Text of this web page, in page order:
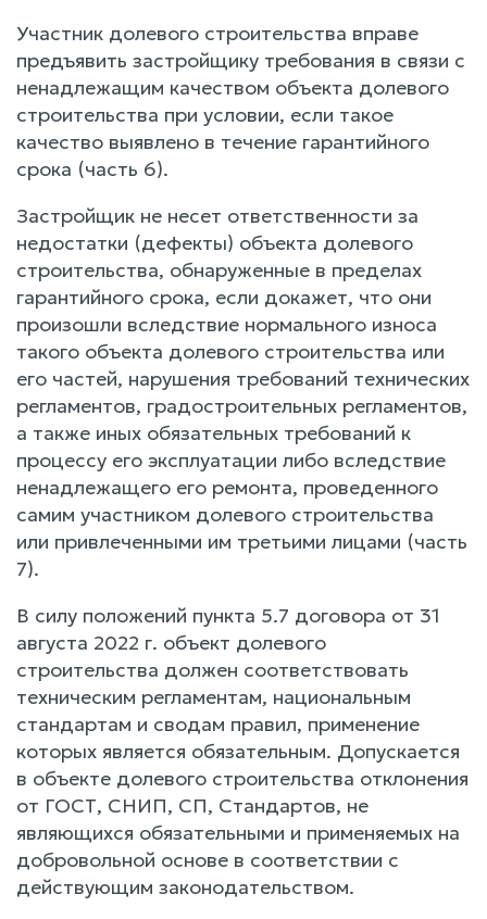
Участник долевого строительства вправе
предъявить застройщику требования в связи с
ненадлежащим качеством объекта долевого
строительства при условии, если такое
качество выявлено в течение гарантийного
срока (часть 6).
Застройщик не несет ответственности за
недостатки (дефекты) объекта долевого
строительства, обнаруженные в пределах
гарантийного срока, если докажет, что они
произошли вследствие нормального износа
такого объекта долевого строительства или
его частей, нарушения требований технических
регламентов, градостроительных регламентов,
а также иных обязательных требований к
процессу его эксплуатации либо вследствие
ненадлежащего его ремонта, проведенного
самим участником долевого строительства
или привлеченными им третьими лицами (часть
7).
В силу положений пункта 5.7 договора от 31
августа 2022 г. объект долевого
строительства должен соответствовать
техническим регламентам, национальным
стандартам и сводам правил, применение
которых является обязательным. Допускается
в объекте долевого строительства отклонения
от ГОСТ, СНИП, СП, Стандартов, не
являющихся обязательными и применяемых на
добровольной основе в соответствии с
действующим законодательством.